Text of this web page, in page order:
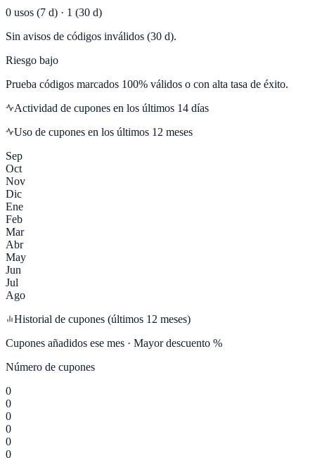
0 usos (7 d) · 1 (30 d)
Sin avisos de códigos inválidos (30 d).
Riesgo bajo
Prueba códigos marcados 100% válidos o con alta tasa de éxito.
Actividad de cupones en los últimos 14 días
Uso de cupones en los últimos 12 meses
Sep
Oct
Nov
Dic
Ene
Feb
Mar
Abr
May
Jun
Jul
Ago
Historial de cupones (últimos 12 meses)
Cupones añadidos ese mes · Mayor descuento %
Número de cupones
0
0
0
0
0
0